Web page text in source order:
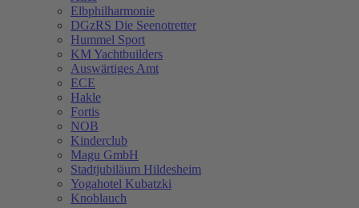
Elbphilharmonie
DGzRS Die Seenotretter
Hummel Sport
KM Yachtbuilders
Auswärtiges Amt
ECE
Hakle
Fortis
NOB
Kinderclub
Magu GmbH
Stadtjubiläum Hildesheim
Yogahotel Kubatzki
Knoblauch